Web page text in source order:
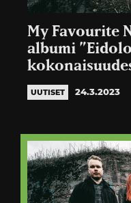
My Favourite
albumi
UUTISET 24.3.2023